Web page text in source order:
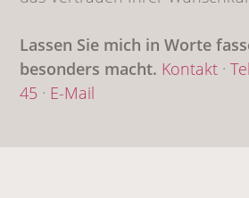
Lassen Sie mich in Worte
besonders macht. Kontakt ·
45 · E-Mail